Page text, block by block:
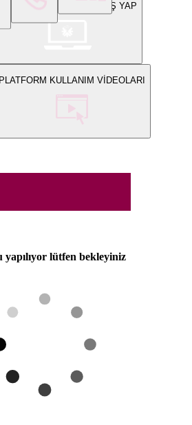
WEB PLATFORMUNA GİRİŞ YAP
PLATFORM KULLANIM VİDEOLARI
yapılıyor lütfen bekleyiniz